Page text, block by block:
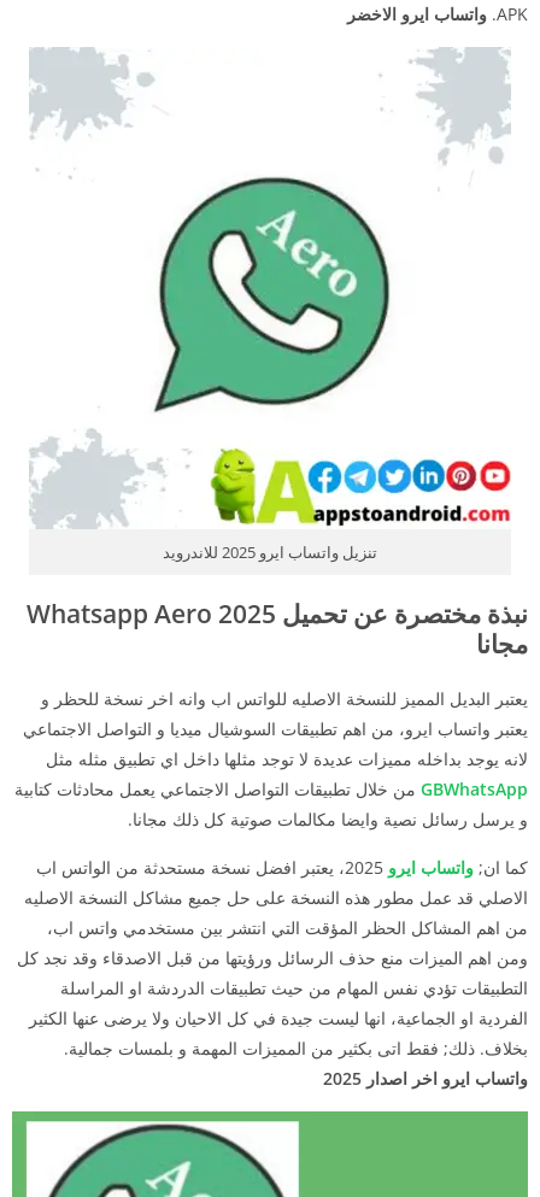
APK. واتساب ايرو الاخضر
تنزيل واتساب ايرو 2025 للاندرويد
نبذة مختصرة عن تحميل 2025 Whatsapp Aero
مجانا
يعتبر البديل المميز للنسخة الاصليه للواتس اب وانه اخر نسخة للحظر و
يعتبر واتساب ايرو، من اهم تطبيقات السوشيال ميديا و التواصل الاجتماعي
لانه يوجد بداخله مميزات عديدة لا توجد مثلها داخل اي تطبيق مثله مثل
GBWhatsApp من خلال تطبيقات التواصل الاجتماعي يعمل محادثات كتابية
و يرسل رسائل نصية وايضا مكالمات صوتية كل ذلك مجانا.
كما ان; واتساب ايرو
2025، يعتبر افضل نسخة مستحدثة من الواتس اب
الاصلي قد عمل مطور هذه النسخة على حل جميع مشاكل النسخة الاصليه
من اهم المشاكل الحظر المؤقت التي انتشر بين مستخدمي واتس اب،
ومن اهم الميزات منع حذف الرسائل ورؤيتها من قبل الاصدقاء وقد نجد كل
التطبيقات تؤدي نفس المهام من حيث تطبيقات الدردشة او المراسلة
الفردية او الجماعية، انها ليست جيدة في كل الاحيان ولا يرضى عنها الكثير
بخلاف. ذلك; فقط اتى بكثير من المميزات المهمة و بلمسات جمالية.
واتساب ايرو اخر اصدار 2025